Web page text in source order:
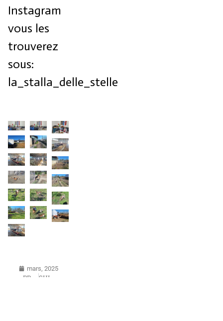
Instagram
vous les
trouverez
sous:
la_stalla_delle_stelle
mars, 2025
SUIVANT